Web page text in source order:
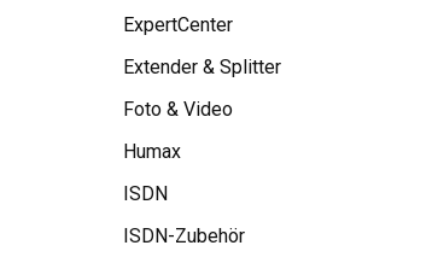
ExpertCenter
Extender & Splitter
Foto & Video
Humax
ISDN
ISDN-Zubehör